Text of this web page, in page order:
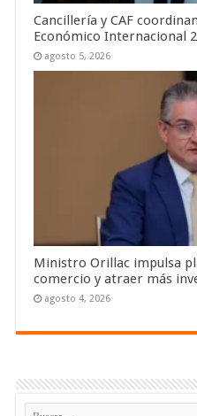
Cancillería y CAF
Económico Internacional
agosto 5, 2026
Ministro Orillac impulsa
comercio y atraer más
agosto 4, 2026